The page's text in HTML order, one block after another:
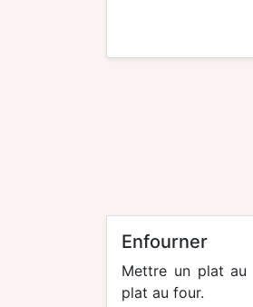
enfourner
Mettre un plat
plat au four.